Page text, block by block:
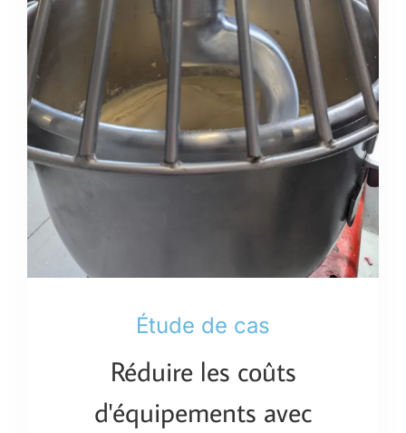
Étude de cas
Réduire les coûts
d'équipements avec